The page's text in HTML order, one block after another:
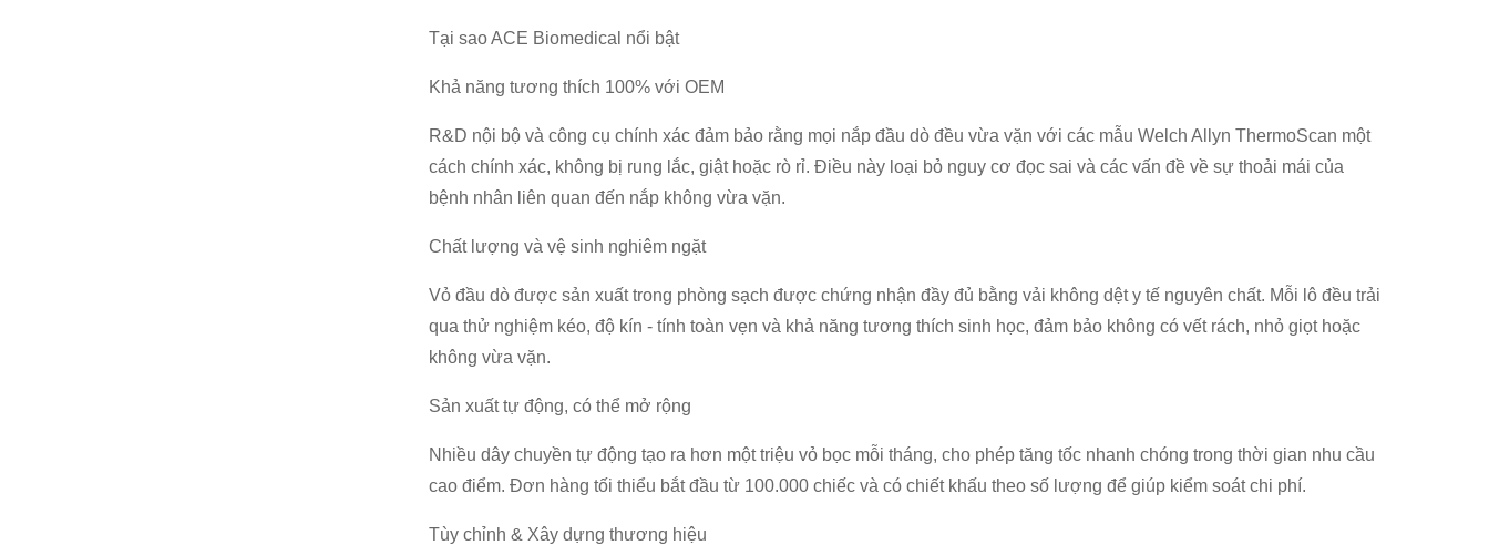
Tại sao ACE Biomedical nổi bật
Khả năng tương thích 100% với OEM
R&D nội bộ và công cụ chính xác đảm bảo rằng mọi nắp đầu dò đều vừa vặn với các mẫu Welch Allyn ThermoScan một
cách chính xác, không bị rung lắc, giật hoặc rò rỉ. Điều này loại bỏ nguy cơ đọc sai và các vấn đề về sự thoải mái của
bệnh nhân liên quan đến nắp không vừa vặn.
Chất lượng và vệ sinh nghiêm ngặt
Vỏ đầu dò được sản xuất trong phòng sạch được chứng nhận đầy đủ bằng vải không dệt y tế nguyên chất. Mỗi lô đều trải
qua thử nghiệm kéo, độ kín - tính toàn vẹn và khả năng tương thích sinh học, đảm bảo không có vết rách, nhỏ giọt hoặc
không vừa vặn.
Sản xuất tự động, có thể mở rộng
Nhiều dây chuyền tự động tạo ra hơn một triệu vỏ bọc mỗi tháng, cho phép tăng tốc nhanh chóng trong thời gian nhu cầu
cao điểm. Đơn hàng tối thiểu bắt đầu từ 100.000 chiếc và có chiết khấu theo số lượng để giúp kiểm soát chi phí.
Tùy chỉnh & Xây dựng thương hiệu